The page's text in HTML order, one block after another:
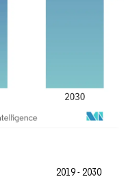
2019 - 2030